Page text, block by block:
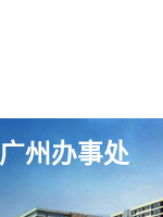
广州办事处